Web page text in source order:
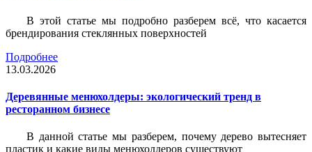
В этой статье мы подробно разберем всё, что касается
брендирования стеклянных поверхностей
Подробнее
13.03.2026
Деревянные менюхолдеры: экологический тренд в
ресторанном бизнесе
В данной статье мы разберем, почему дерево вытесняет
пластик и какие виды менюхолдеров существуют